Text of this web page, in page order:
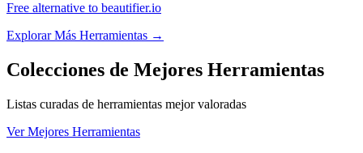
Free alternative to beautifier.io
Explorar Más Herramientas →
Colecciones de Mejores Herramientas
Listas curadas de herramientas mejor valoradas
Ver Mejores Herramientas